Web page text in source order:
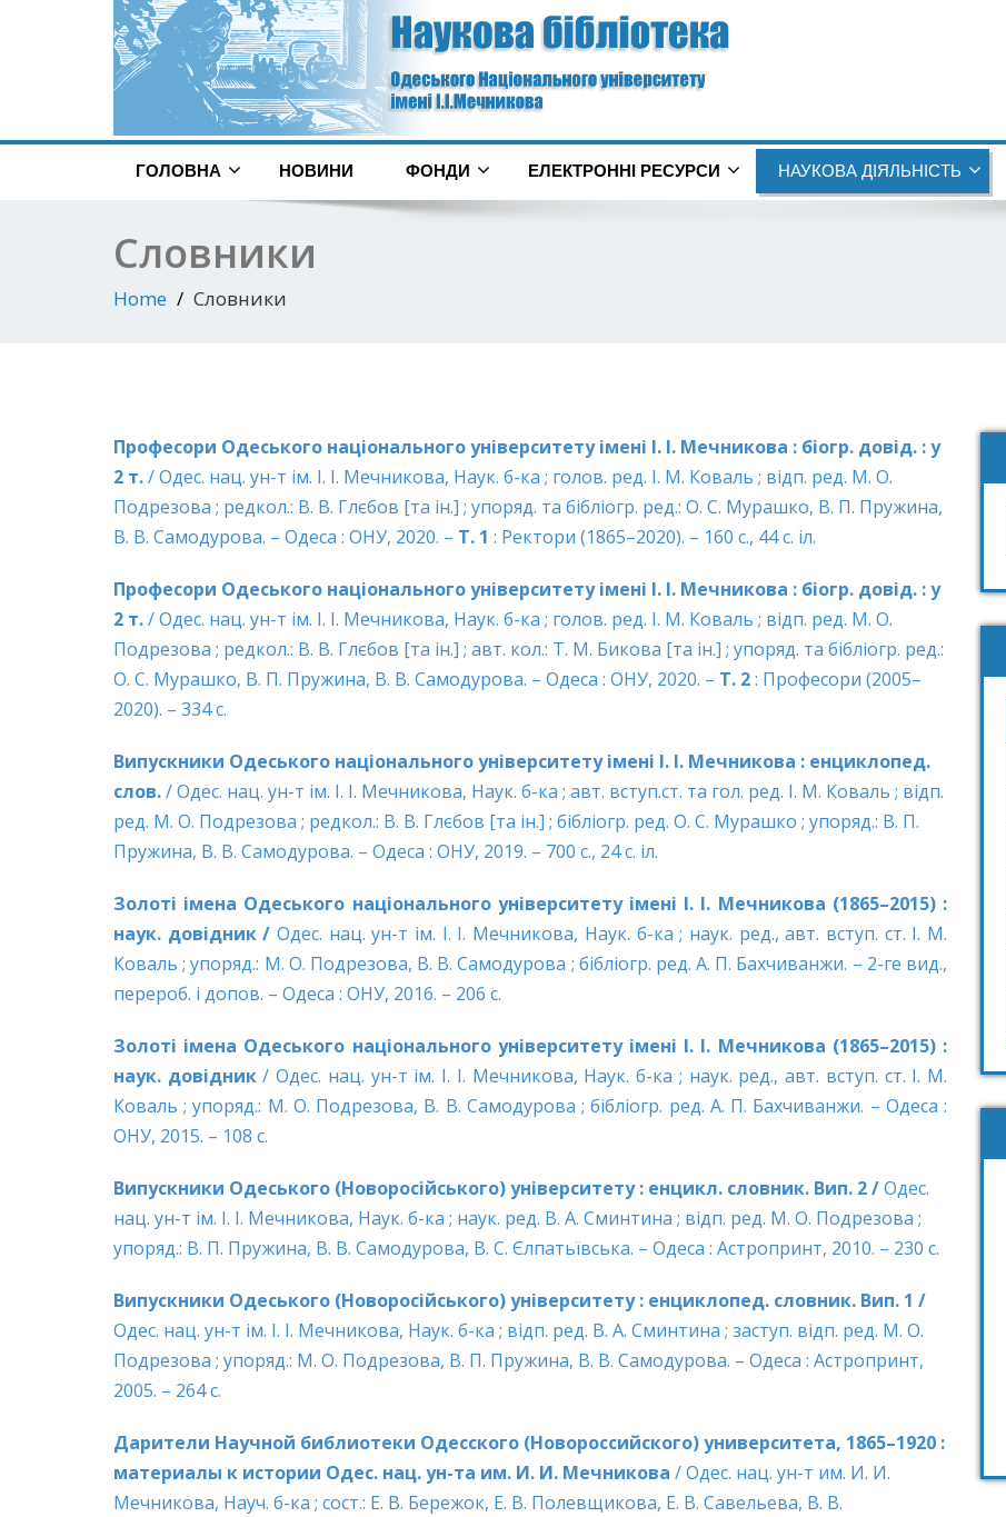
ГОЛОВНА НОВИНИ ФОНДИ ЕЛЕКТРОННІ РЕСУРСИ НАУКОВА ДІЯЛЬНІСТЬ
Словники
Home Словники
Професори Одеського національного університету імені І. І. Мечникова : біогр. довід. : у
2 т./ Одес. нац. ун-т ім. І. І. Мечникова, Наук. б-ка ; голов. ред. І. М. Коваль ; відп. ред. М. О.
Подрезова ; редкол.: В. В. Глєбов [та ін.] ; упоряд. та бібліогр. ред.: О. С. Мурашко, В. П. Пружина,
В. В. Самодурова. – Одеса : ОНУ, 2020. – Т. 1 : Ректори (1865–2020). – 160 с., 44 с. іл.
Професори Одеського національного університету імені І. І. Мечникова : біогр. довід. : у
2 т./ Одес. нац. ун-т ім. І. І. Мечникова, Наук. б-ка ; голов. ред. І. М. Коваль ; відп. ред. М. О.
Подрезова ; редкол.: В. В. Глєбов [та ін.] ; авт. кол.: Т. М. Бикова [та ін.] ; упоряд. та бібліогр. ред.:
О. С. Мурашко, В. П. Пружина, В. В. Самодурова. – Одеса : ОНУ, 2020. – Т. 2: Професори (2005–
2020). – 334 с.
Випускники Одеського національного університету імені І. І. Мечникова : енциклопед.
слов./ Одес. нац. ун-т ім. І. І. Мечникова, Наук. б-ка ; авт. вступ.ст. та гол. ред. І. М. Коваль ; відп.
ред. М. О. Подрезова ; редкол.: В. В. Глєбов [та ін.] ; бібліогр. ред. О. С. Мурашко ; упоряд.: В. П.
Пружина, В. В. Самодурова. – Одеса : ОНУ, 2019. – 700 с., 24 с. іл.
Золоті імена Одеського національного університету імені І. І. Мечникова (1865–2015) :
наук. довідник /Одес. нац. ун-т ім. І. І. Мечникова, Наук. б-ка ; наук. ред., авт. вступ. ст. І. М.
Коваль ; упоряд.: М. О. Подрезова, В. В. Самодурова ; бібліогр. ред. А. П. Бахчиванжи. – 2-ге вид.,
перероб. і допов. – Одеса : ОНУ, 2016. – 206 с.
Золоті імена Одеського національного університету імені І. І. Мечникова (1865–2015) :
наук. довідник/ Одес. нац. ун-т ім. І. І. Мечникова, Наук. б-ка ; наук. ред., авт. вступ. ст. І. М.
Коваль ; упоряд.: М. О. Подрезова, В. В. Самодурова ; бібліогр. ред. А. П. Бахчиванжи. – Одеса :
ОНУ, 2015. – 108 с.
Випускники Одеського (Новоросійського) університету : енцикл. словник. Вип. 2 /Одес.
нац. ун-т ім. І. І. Мечникова, Наук. б-ка ; наук. ред. В. А. Сминтина ; відп. ред. М. О. Подрезова ;
упоряд.: В. П. Пружина, В. В. Самодурова, В. С. Єлпатьївська. – Одеса : Астропринт, 2010. – 230 с.
Випускники Одеського (Новоросійського) університету : енциклопед. словник. Вип. 1 /
Одес. нац. ун-т ім. І. І. Мечникова, Наук. б-ка ; відп. ред. В. А. Сминтина ; заступ. відп. ред. М. О.
Подрезова ; упоряд.: М. О. Подрезова, В. П. Пружина, В. В. Самодурова. – Одеса : Астропринт,
2005. – 264 с.
Дарители Научной библиотеки Одесского (Новороссийского) университета, 1865–1920 :
материалы к истории Одес. нац. ун-та им. И. И. Мечникова / Одес. нац. ун-т им. И. И.
Мечникова, Науч. б-ка ; сост.: Е. В. Бережок, Е. В. Полевщикова, Е. В. Савельева, В. В.